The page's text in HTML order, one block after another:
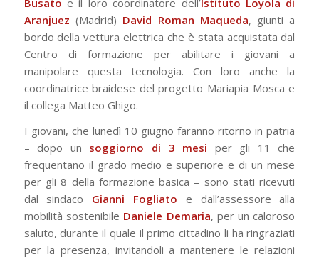
Aranjuez (Madrid) David Roman Maqueda, giunti a
bordo della vettura elettrica che è stata acquistata dal
Centro di formazione per abilitare i giovani a
manipolare questa tecnologia. Con loro anche la
coordinatrice braidese del progetto Mariapia Mosca e
il collega Matteo Ghigo.
I giovani, che lunedì 10 giugno faranno ritorno in patria
– dopo un soggiorno di 3 mesi per gli 11 che
frequentano il grado medio e superiore e di un mese
per gli 8 della formazione basica – sono stati ricevuti
dal sindaco Gianni Fogliato e dall’assessore alla
mobilità sostenibile Daniele Demaria, per un caloroso
saluto, durante il quale il primo cittadino li ha ringraziati
per la presenza, invitandoli a mantenere le relazioni